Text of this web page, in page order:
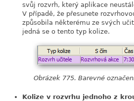
svůj rozvrh, který aplikace
V případě, že přesunete
způsobila některému ze svých
jedná se o tento typ kolize.
Obrázek 775. Barevné
Kolize v rozvrhu jednoho z